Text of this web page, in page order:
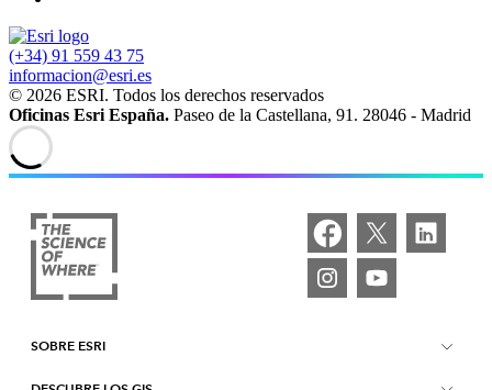
(+34) 91 559 43 75
informacion@esri.es
© 2026 ESRI. Todos los derechos reservados
Oficinas Esri España. Paseo de la Castellana, 91. 28046 - Madrid
SOBRE ESRI